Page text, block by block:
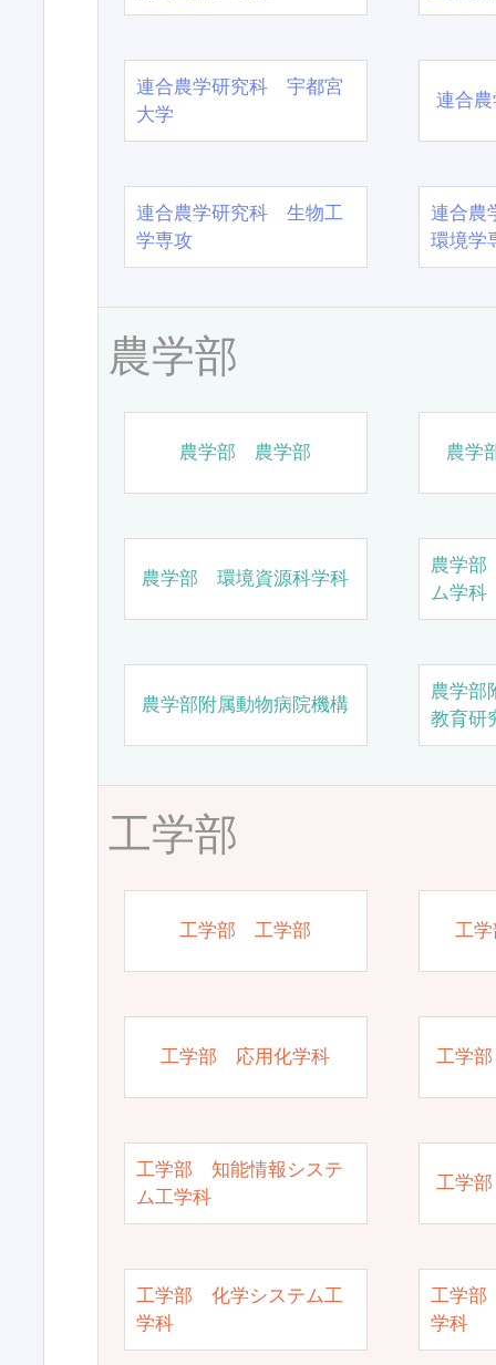
連合農学研究科 宇都宮
大学
連合
連合農学研究科 生物工
学専攻
連合農
環境学
農学部
農学部 農学部 農学
農学部 環境資源科学科
農学
ム学科
農学部附属動物病院機構
農学部
教育研
工学部
工学部 工学部 工
工学部 応用化学科 工学
工学部 知能情報システ
ム工学科
工学
工学部 化学システム工
学科
工学部
学科